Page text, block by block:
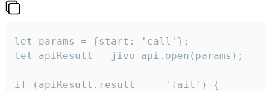
let params = {start: 'call'};
let apiResult = jivo_api.open(params);
if (apiResult.result === 'fail') {